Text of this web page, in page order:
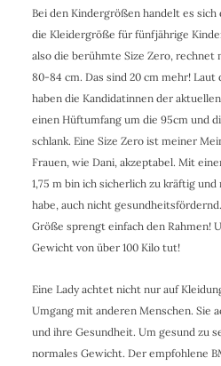
Bei den Kindergrößen handelt es sich
die Kleidergröße für fünfjährige
also die berühmte Size Zero,
80-84 cm. Das sind 20 cm mehr! Laut
haben die Kandidatinnen der
einen Hüftumfang um die 95cm und
schlank. Eine Size Zero ist meiner
Frauen, wie Dani, akzeptabel. Mit
1,75 m bin ich sicherlich zu kräftig
habe, auch nicht
Größe sprengt einfach den Rahmen!
Gewicht von über 100 Kilo tut!
Eine Lady achtet nicht nur auf
Umgang mit anderen Menschen. Sie
und ihre Gesundheit. Um gesund zu
normales Gewicht. Der empfohlene